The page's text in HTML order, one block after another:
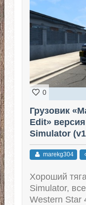
0
Грузовик
Edit»
Simulator
marekg304
Хороший
Simulator,
Western Star